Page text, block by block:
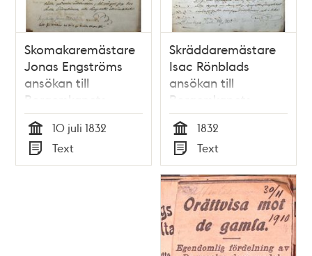
Skomakaremästare
Jonas Engströms
ansökan till
Borgerskapets
Gubbhus 1832
Tid
10 juli 1832
Typ
Text
Skräddaremästare
Isac Rönblads
ansökan till
Borgerskapets
Gubbhus 1832
Tid
1832
Typ
Text